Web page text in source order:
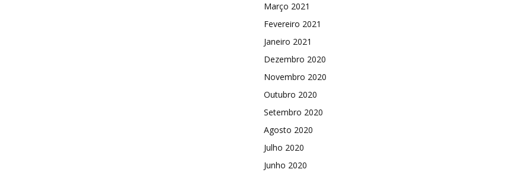
Março 2021
Fevereiro 2021
Janeiro 2021
Dezembro 2020
Novembro 2020
Outubro 2020
Setembro 2020
Agosto 2020
Julho 2020
Junho 2020